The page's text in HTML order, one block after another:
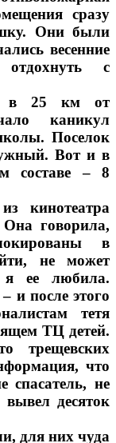
сразу
Они были
весенние
с
в 25 км от
каникул
Поселок
Вот и в
составе – 8
кинотеатра
говорила,
в
не может
ее любила.
и после этого
тетя
ТЦ детей.
трещевских
что
спасатель, не
десяток
для них чуда